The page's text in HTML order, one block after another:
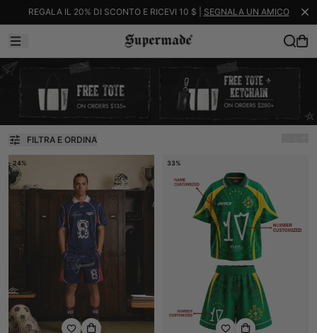
REGALA IL 20% DI SCONTO E RICEVI 10 $ | SEGNALA UN AMICO
FILTRA E ORDINA
24% 33%